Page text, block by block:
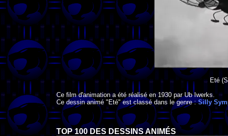
Eté
Ce film d'animation a été réalisé en1930parUb Iwerks.
Ce dessin animé "Eté" est classé dans le genre :Silly
TOP 100 DES DESSINS ANIMÉS